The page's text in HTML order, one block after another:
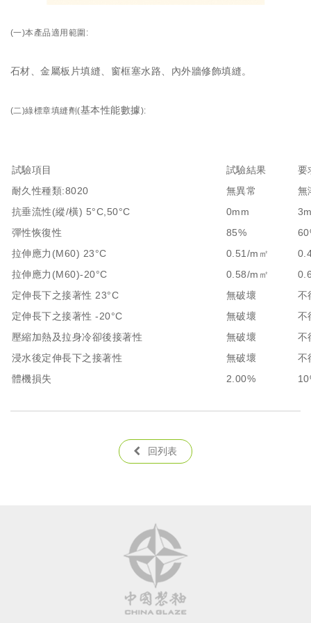
(一)本產品適用範圍:
石材、金屬板片填縫、窗框塞水路、內外牆修飾填縫。
(二)綠標章填縫劑(基本性能數據):
試驗項目 試驗結果
要
耐久性種類:8020
無異常
無
抗垂流性(縱/橫) 5°C,50°C
0mm
彈性恢復性
85%
拉伸應力(M60) 23°C
0.51/m㎡
拉伸應力(M60)-20°C
0.58/m㎡
定伸長下之接著性 23°C
無破壞
不
定伸長下之接著性 -20°C
無破壞
不
壓縮加熱及拉身冷卻後接著性
無破壞
不
浸水後定伸長下之接著性
無破壞
不
體機損失
2.00%
回列表